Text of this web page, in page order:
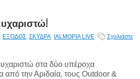
, ΕΞΟΔΟΣ, ΣΚΥΔΡΑ, IALMOPIA LIVE
Σχολιάστε
στα δύο υπέροχα
από την Αριδαία, τους Outdoor &